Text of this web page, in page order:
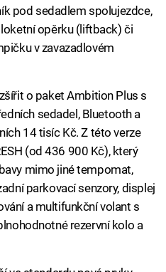
pod sedadlem spolujezdce,
opěrku (liftback) či
v zavazadlovém
o paket Ambition Plus s
sedadel, Bluetooth a
14 tisíc Kč. Z této verze
(od 436 900 Kč), který
mimo jiné tempomat,
parkovací senzory, displej
a multifunkční volant s
rezervní kolo a